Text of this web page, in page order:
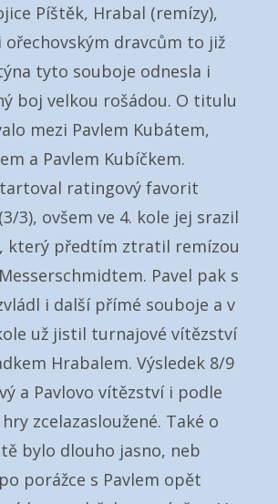
Píštěk, Hrabal (remízy),
dravcům to již
tyto souboje odnesla i
boj velkou rošádou. O titulu
mezi Pavlem Kubátem,
a Pavlem Kubíčkem.
ratingový favorit
3), ovšem ve 4. kole jej srazil
který předtím ztratil remízou
Pavel pak s
i další přímé souboje a v
už jistil turnajové vítězství
Hrabalem. Výsledek 8/9
a Pavlovo vítězství i podle
zcelazasloužené. Také o
bylo dlouho jasno, neb
porážce s Pavlem opět